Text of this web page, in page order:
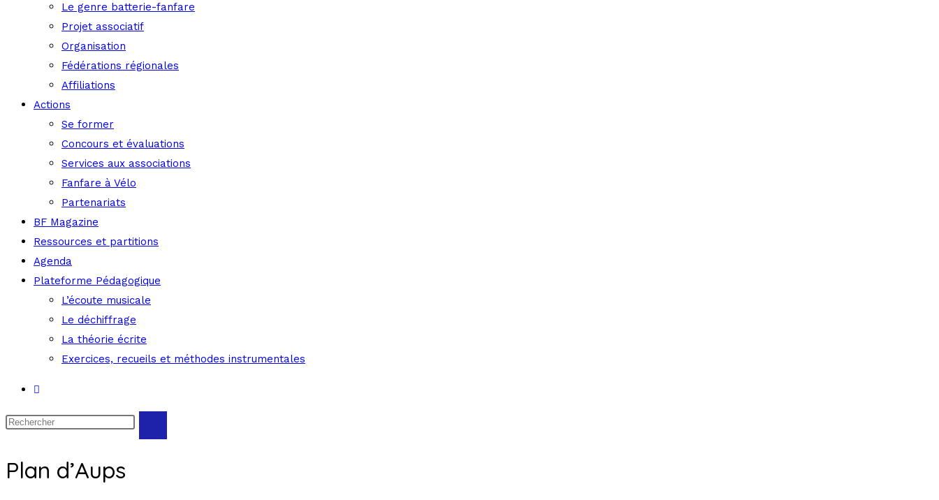
Le genre batterie-fanfare
Projet associatif
Organisation
Fédérations régionales
Affiliations
Actions
Se former
Concours et évaluations
Services aux associations
Fanfare à Vélo
Partenariats
BF Magazine
Ressources et partitions
Agenda
Plateforme Pédagogique
L’écoute musicale
Le déchiffrage
La théorie écrite
Exercices, recueils et méthodes instrumentales
Plan d’Aups